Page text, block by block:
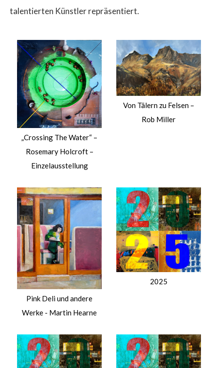
talentierten Künstler repräsentiert.
„Crossing The Water“ –
Rosemary Holcroft –
Einzelausstellung
Von Tälern zu Felsen –
Rob Miller
Pink Deli und andere
Werke - Martin Hearne
2025